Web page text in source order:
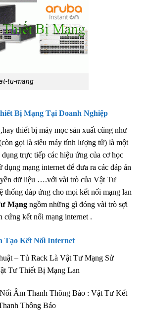
tu-mang
Bị Mạng Tại Doanh Nghiệp
thiết bị máy mọc sản xuất cũng như
gọi là siêu máy tính lượng tử) là một
trực tiếp các hiệu ứng của cơ học
dụng mạng internet để đưa ra các đáp án
dữ liệu ….với vài trò của Vật Tư
thống đáp ứng cho mọi kết nối mạng lan
Mạng ngồm những gì đóng vài trò sợi
cứng kết nối mạng internet .
Tạo Kết Nối Internet
– Tủ Rack Là Vật Tư Mạng Sử
Tư Thiết Bị Mạng Lan
Âm Thanh Thông Báo : Vật Tư Kết
Thông Báo